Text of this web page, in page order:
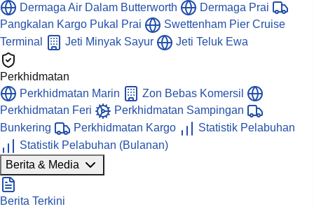
Dermaga Air Dalam Butterworth
Dermaga Prai
Pangkalan Kargo Pukal Prai
Swettenham Pier Cruise
Terminal
Jeti Minyak Sayur Jeti Teluk Ewa
Perkhidmatan
Perkhidmatan Marin
Zon Bebas Komersil
Perkhidmatan Feri
Perkhidmatan Sampingan
Bunkering
Perkhidmatan Kargo
Statistik Pelabuhan
Statistik Pelabuhan (Bulanan)
Berita & Media
Berita Terkini